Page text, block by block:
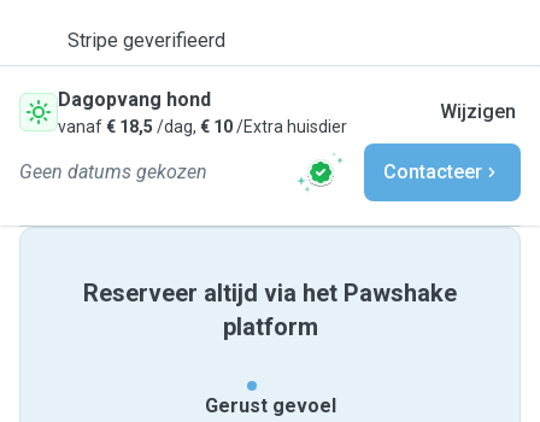
Stripe geverifieerd
Dagopvang hond
vanaf€ 18,5 /dag, € 10/Extra huisdier
Wijzigen
Geen datums gekozen Contacteer
Reserveer altijd via het Pawshake
platform
Gerust gevoel